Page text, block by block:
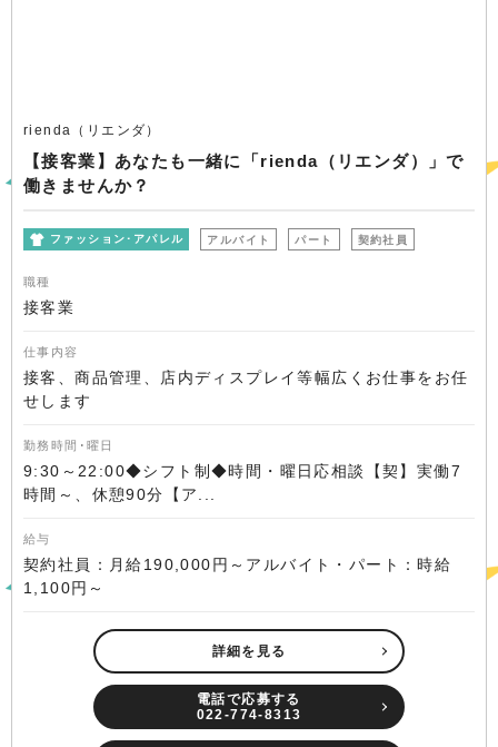
rienda（リエンダ）
【接客業】あなたも一緒に「rienda（リエンダ）」で
働きませんか？
ファッション･アパレル アルバイト パート 契約社員
職種
接客業
仕事内容
接客、商品管理、店内ディスプレイ等幅広くお仕事をお任
せします
勤務時間･曜日
9:30～22:00◆シフト制◆時間・曜日応相談【契】実働7
時間～、休憩90分【ア...
給与
契約社員：月給190,000円～アルバイト・パート：時給
1,100円～
詳細を見る
電話で応募する
022-774-8313